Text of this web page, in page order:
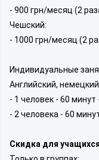
- 900 грн/месяц (2
Чешский:
- 1000 грн/месяц (2
Индивидуальные
Английский,
- 1 человек - 60 минут
- 2 человека - 60
Скидка для